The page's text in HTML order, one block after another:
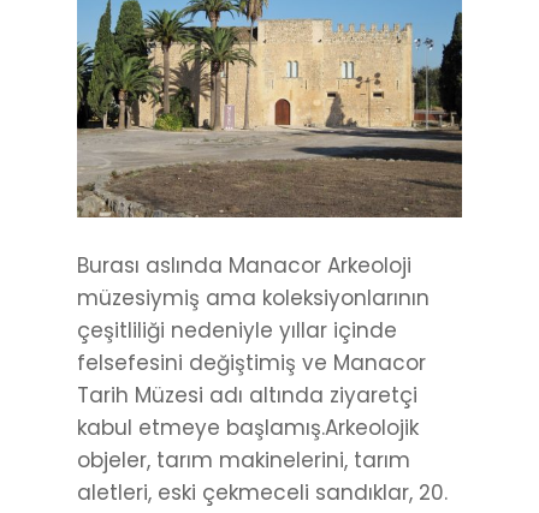
Burası aslında Manacor Arkeoloji
müzesiymiş ama koleksiyonlarının
çeşitliliği nedeniyle yıllar içinde
felsefesini değiştimiş ve Manacor
Tarih Müzesi adı altında ziyaretçi
kabul etmeye başlamış.Arkeolojik
objeler, tarım makinelerini, tarım
aletleri, eski çekmeceli sandıklar, 20.